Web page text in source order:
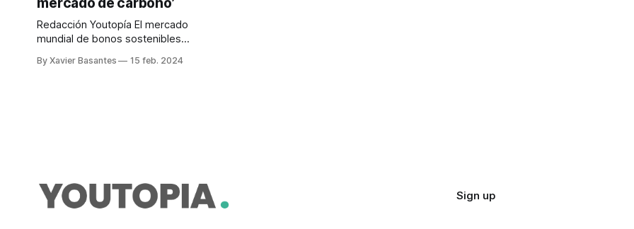
Redacción Youtopía El mercado
mundial de bonos sostenibles
dólares. La agencia Bloomberg
By Xavier Basantes 15 feb. 2024
Sign up